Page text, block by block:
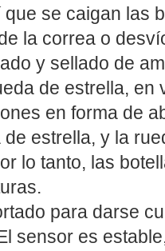
se caigan las
la correa o
y sellado de
de estrella, en
en forma de
estrella, y la
lo tanto, las
para darse
sensor es